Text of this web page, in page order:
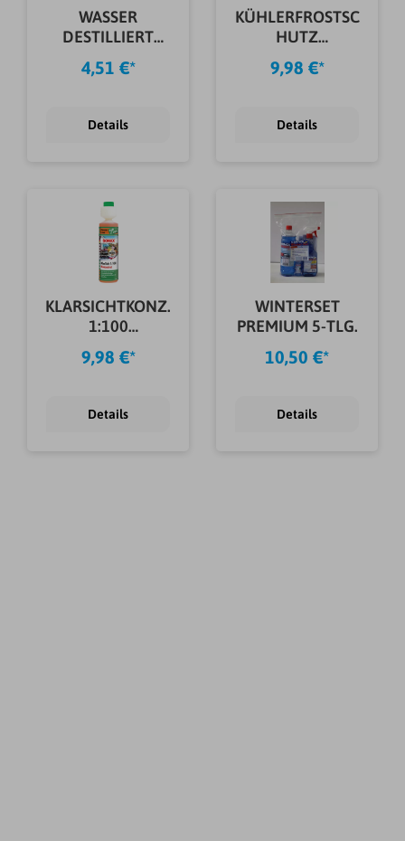
WASSER
DESTILLIERT
SCHNABELKANNE
5 L
4,51 €*
Details
KÜHLERFROSTSC
HUTZ
SILIKATHALTIG 1 L
9,98 €*
Details
KLARSICHTKONZ.
1:100
HAVANALOVE
250ML
9,98 €*
Details
WINTERSET
PREMIUM 5-TLG.
10,50 €*
Details